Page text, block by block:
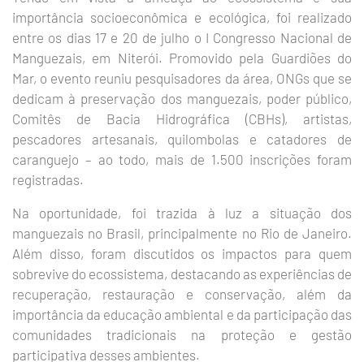
importância socioeconômica e ecológica, foi realizado
entre os dias 17 e 20 de julho o I Congresso Nacional de
Manguezais, em Niterói. Promovido pela Guardiões do
Mar, o evento reuniu pesquisadores da área, ONGs que se
dedicam à preservação dos manguezais, poder público,
Comitês de Bacia Hidrográfica (CBHs), artistas,
pescadores artesanais, quilombolas e catadores de
caranguejo – ao todo, mais de 1.500 inscrições foram
registradas.
Na oportunidade, foi trazida à luz a situação dos
manguezais no Brasil, principalmente no Rio de Janeiro.
Além disso, foram discutidos os impactos para quem
sobrevive do ecossistema, destacando as experiências de
recuperação, restauração e conservação, além da
importância da educação ambiental e da participação das
comunidades tradicionais na proteção e gestão
participativa desses ambientes.